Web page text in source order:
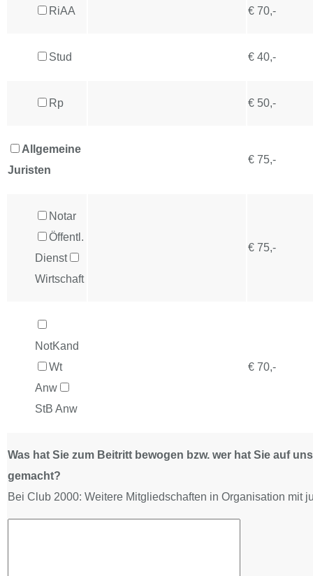
RiAA € 70,-
Stud € 40,-
Rp € 50,-
Allgemeine
Juristen
€ 75,-
Notar
Öffentl.
Dienst
Wirtschaft
€ 75,-
NotKand
Wt
Anw
StB Anw
€ 70,-
Was hat Sie zum Beitritt bewogen bzw. wer hat Sie auf
gemacht?
Bei Club 2000: Weitere Mitgliedschaften in Organisation mit